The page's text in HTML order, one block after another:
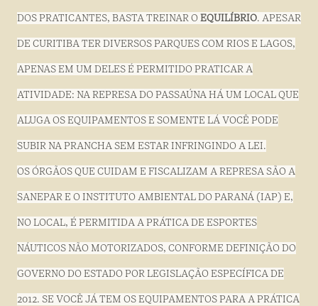
DOS PRATICANTES, BASTA TREINAR OEQUILÍBRIO. APESAR
DE CURITIBA TER DIVERSOS PARQUES COM RIOS E LAGOS,
APENAS EM UM DELES É PERMITIDO PRATICAR A
ATIVIDADE: NA REPRESA DO PASSAÚNA HÁ UM LOCAL QUE
ALUGA OS EQUIPAMENTOS E SOMENTE LÁ VOCÊ PODE
SUBIR NA PRANCHA SEM ESTAR INFRINGINDO A LEI.
OS ÓRGÃOS QUE CUIDAM E FISCALIZAM A REPRESA SÃO A
SANEPAR E O INSTITUTO AMBIENTAL DO PARANÁ (IAP) E,
NO LOCAL, É PERMITIDA A PRÁTICA DE ESPORTES
NÁUTICOS NÃO MOTORIZADOS, CONFORME DEFINIÇÃO DO
GOVERNO DO ESTADO POR LEGISLAÇÃO ESPECÍFICA DE
2012. SE VOCÊ JÁ TEM OS EQUIPAMENTOS PARA A PRÁTICA